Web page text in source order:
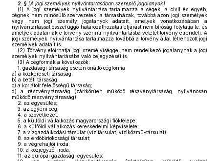
2. § [A jogi személyek nyilvántartásában szereplő jogalanyok]
(1) A jogi személyek nyilvántartása tartalmazza a cégek, a civil és egyéb,
cégnek nem minősülő szervezetek, a társasházak, továbbá azon jogi személyek
vagy nem jogi személy jogalanyok adatait, amelyek vonatkozásában a
nyilvántartással összefüggő határozathozatali eljárást nem bíróság folytatja le, és
amelyek adatainak e törvény szerinti nyilvántartásba vételét törvény elrendeli. A
jogi személyek nyilvántartása tartalmazza továbbá a törvény által létrehozott jogi
személyek adatait is.
(2) Törvény előírhatja jogi személyiséggel nem rendelkező jogalanynak a jogi
személyek nyilvántartásába való bejegyzését is.
(3) A cégformák a következők:
1. gazdasági társaság esetén önálló cégforma
a) a közkereseti társaság;
b) a betéti társaság;
c) a korlátolt felelősségű társaság;
d) a részvénytársaság (zártkörűen működő részvénytársaság, nyilvánosan
működő részvénytársaság);
2. az egyesülés;
3. az egyéni cég;
4. a szövetkezet;
5. a külföldi vállalkozás magyarországi fióktelepe;
6. a külföldi vállalkozás kereskedelmi képviselete;
7. a vízgazdálkodási társulat (vízitársulat, víziközmű-társulat);
8. az erdőbirtokossági társulat;
9. a végrehajtói iroda;
10. a közjegyzői iroda;
11. az európai gazdasági egyesülés;